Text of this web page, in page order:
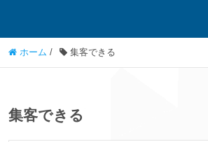
ホーム / 集客できる
集客できる